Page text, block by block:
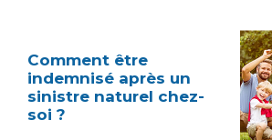
Comment être
indemnisé après un
sinistre naturel chez-
soi ?